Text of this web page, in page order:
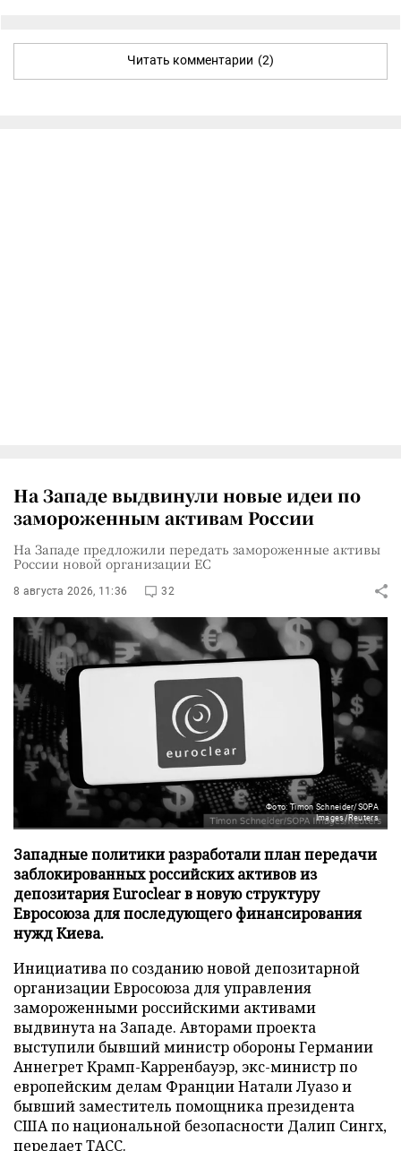
Читать комментарии (2)
На Западе выдвинули новые идеи по
замороженным активам России
На Западе предложили передать замороженные активы
России новой организации ЕС
8 августа 2026, 11:36 32
Фото: Timon Schneider/SOPA
Images/Reuters
Западные политики разработали план передачи
заблокированных российских активов из
депозитария Euroclear в новую структуру
Евросоюза для последующего финансирования
нужд Киева.
Инициатива по созданию новой депозитарной
организации Евросоюза для управления
замороженными российскими активами
выдвинута на Западе. Авторами проекта
выступили бывший министр обороны Германии
Аннегрет Крамп-Карренбауэр, экс-министр по
европейским делам Франции Натали Луазо и
бывший заместитель помощника президента
США по национальной безопасности Далип Сингх,
передаетТАСС.